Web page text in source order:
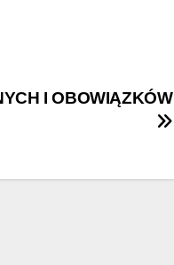
I OBOWIĄZKÓW